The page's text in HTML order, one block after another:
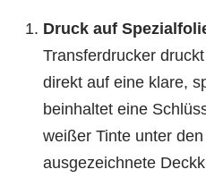
Druck auf
Transferdrucker
direkt auf eine klare,
beinhaltet eine
weißer Tinte unter
ausgezeichnete